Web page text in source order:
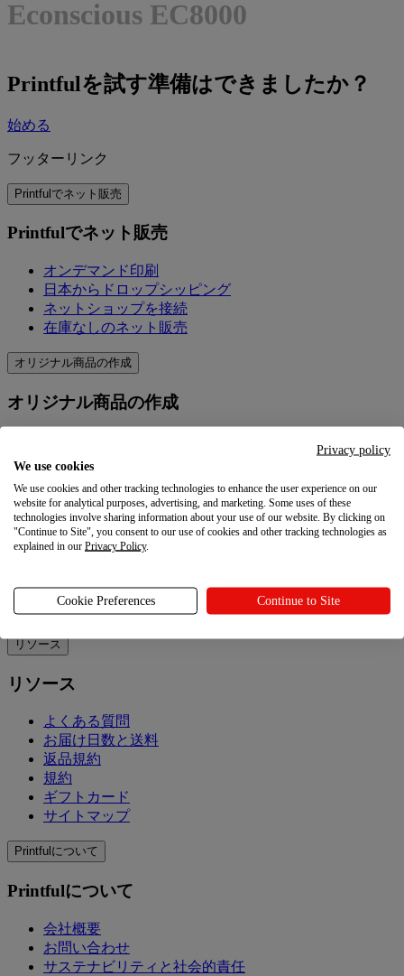
Econscious EC8000
Printfulを試す準備はできましたか？
始める
フッターリンク
Printfulでネット販売
Printfulでネット販売
オンデマンド印刷
日本からドロップシッピング
ネットショップを接続
在庫なしのネット販売
オリジナル商品の作成
オリジナル商品の作成
オリジナル商品を作成
デザイン作成ツール
マーケティングを学ぶ
ブログ
リソース
リソース
よくある質問
お届け日数と送料
返品規約
規約
ギフトカード
サイトマップ
Printfulについて
Printfulについて
会社概要
お問い合わせ
サステナビリティと社会的責任
Privacy policy
We use cookies
We use cookies and other tracking technologies to enhance the user experience on our
website for analytical purposes, advertising, and marketing. Some uses of these
technologies involve sharing information about your use of our website. By clicking on
"Continue to Site", you consent to our use of cookies and other tracking technologies as
explained in our Privacy Policy.
Cookie Preferences Continue to Site